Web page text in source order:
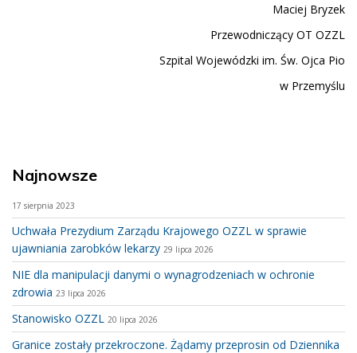
Maciej Bryzek
Przewodniczący OT OZZL
Szpital Wojewódzki im. Św. Ojca Pio
w Przemyślu
Najnowsze
17 sierpnia 2023
Uchwała Prezydium Zarządu Krajowego OZZL w sprawie
ujawniania zarobków lekarzy 29 lipca 2026
NIE dla manipulacji danymi o wynagrodzeniach w ochronie
zdrowia 23 lipca 2026
Stanowisko OZZL 20 lipca 2026
Granice zostały przekroczone. Żądamy przeprosin od Dziennika